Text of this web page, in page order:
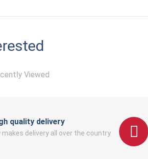
Viewed
quality delivery
makes delivery all over the country